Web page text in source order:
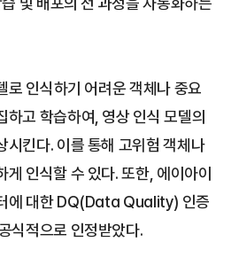
로 인식하기 어려운 객체나 중요
하고 학습하여, 영상 인식 모델의
시킨다. 이를 통해 고위험 객체나
인식할 수 있다. 또한, 에이아이
에 대한 DQ(Data Quality) 인증
식적으로 인정받았다.